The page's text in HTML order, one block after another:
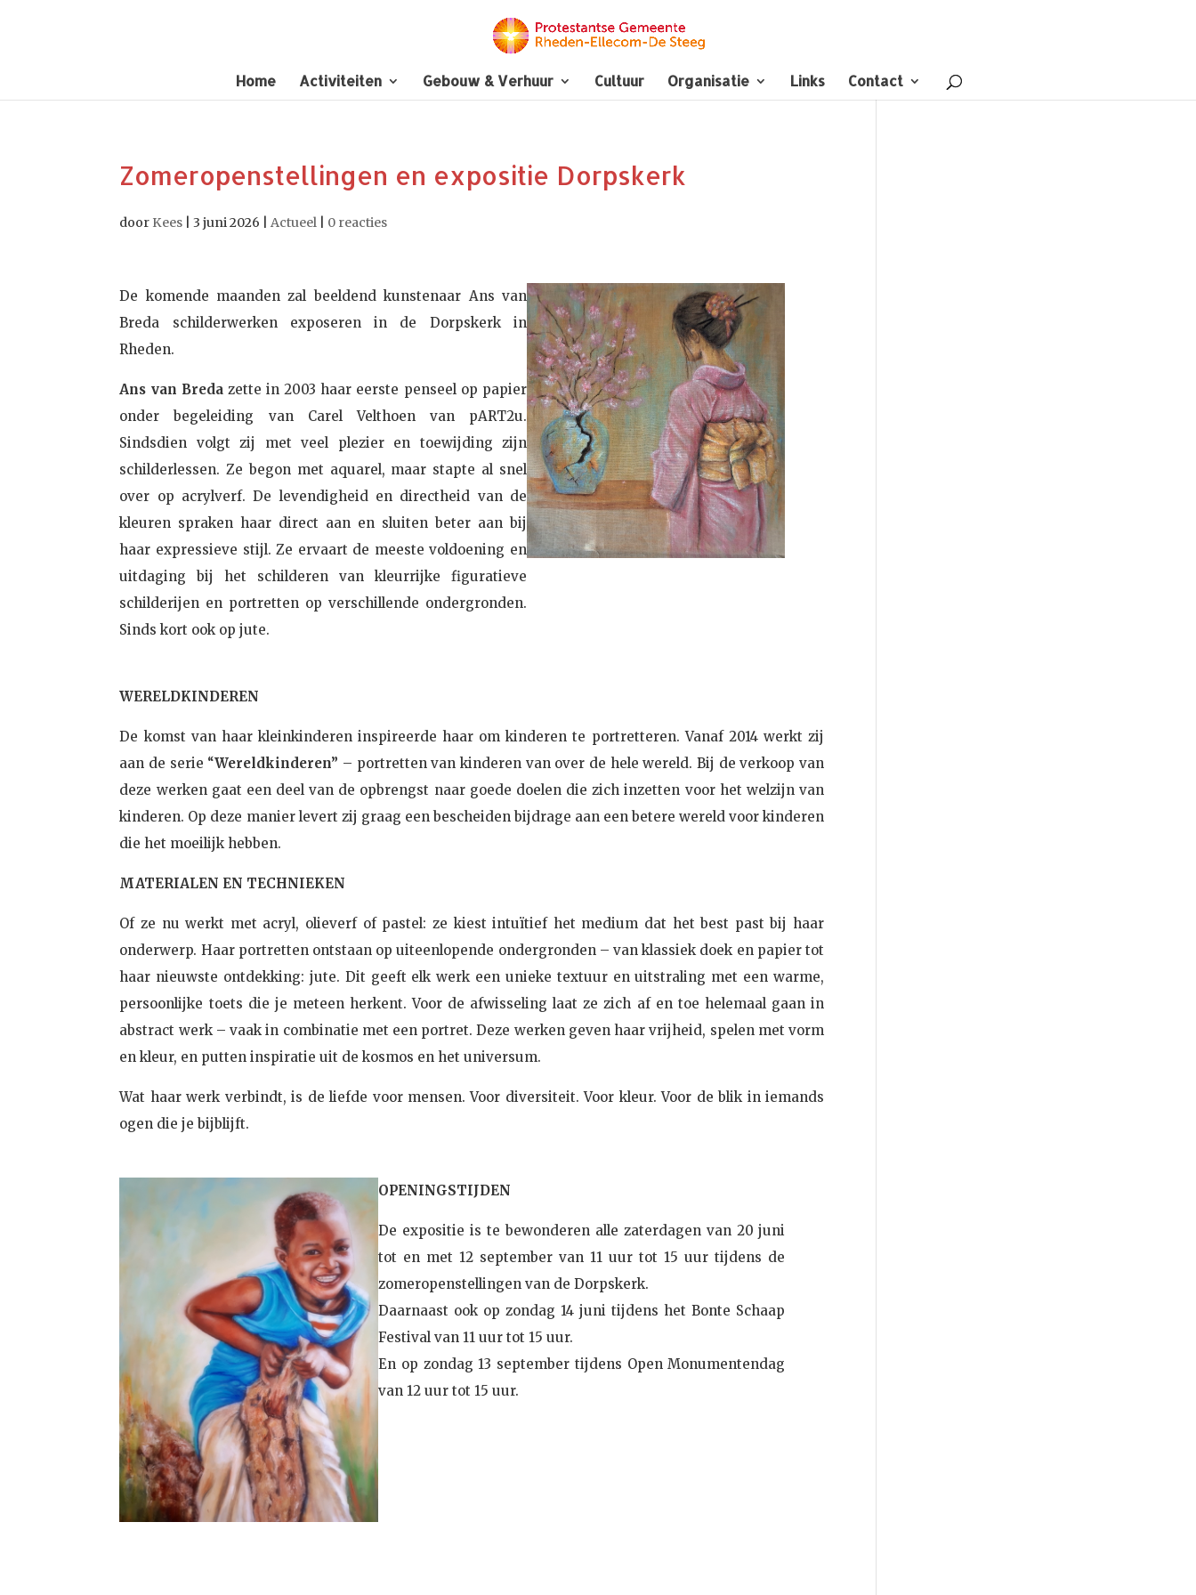
Home Activiteiten Gebouw & Verhuur Cultuur Organisatie Links Contact
Zomeropenstellingen en expositie Dorpskerk
door Kees |3 juni 2026 |Actueel 0 reacties
De komende maanden zal beeldend kunstenaar Ans van
Breda schilderwerken exposeren in de Dorpskerk in
Rheden.
Ans van Breda zette in 2003 haar eerste penseel op papier
onder begeleiding van Carel Velthoen van pART2u.
Sindsdien volgt zij met veel plezier en toewijding zijn
schilderlessen. Ze begon met aquarel, maar stapte al snel
over op acrylverf. De levendigheid en directheid van de
kleuren spraken haar direct aan en sluiten beter aan bij
haar expressieve stijl. Ze ervaart de meeste voldoening en
uitdaging bij het schilderen van kleurrijke figuratieve
schilderijen en portretten op verschillende ondergronden.
Sinds kort ook op jute.
WERELDKINDEREN
De komst van haar kleinkinderen inspireerde haar om kinderen te portretteren. Vanaf 2014 werkt zij
aan de serie “Wereldkinderen” – portretten van kinderen van over de hele wereld. Bij de verkoop van
deze werken gaat een deel van de opbrengst naar goede doelen die zich inzetten voor het welzijn van
kinderen. Op deze manier levert zij graag een bescheiden bijdrage aan een betere wereld voor kinderen
die het moeilijk hebben.
MATERIALEN EN TECHNIEKEN
Of ze nu werkt met acryl, olieverf of pastel: ze kiest intuïtief het medium dat het best past bij haar
onderwerp. Haar portretten ontstaan op uiteenlopende ondergronden – van klassiek doek en papier tot
haar nieuwste ontdekking: jute. Dit geeft elk werk een unieke textuur en uitstraling met een warme,
persoonlijke toets die je meteen herkent. Voor de afwisseling laat ze zich af en toe helemaal gaan in
abstract werk – vaak in combinatie met een portret. Deze werken geven haar vrijheid, spelen met vorm
en kleur, en putten inspiratie uit de kosmos en het universum.
Wat haar werk verbindt, is de liefde voor mensen. Voor diversiteit. Voor kleur. Voor de blik in iemands
ogen die je bijblijft.
OPENINGSTIJDEN
De expositie is te bewonderen alle zaterdagen van 20 juni
tot en met 12 september van 11 uur tot 15 uur tijdens de
zomeropenstellingen van de Dorpskerk.
Daarnaast ook op zondag 14 juni tijdens het Bonte Schaap
Festival van 11 uur tot 15 uur.
En op zondag 13 september tijdens Open Monumentendag
van 12 uur tot 15 uur.